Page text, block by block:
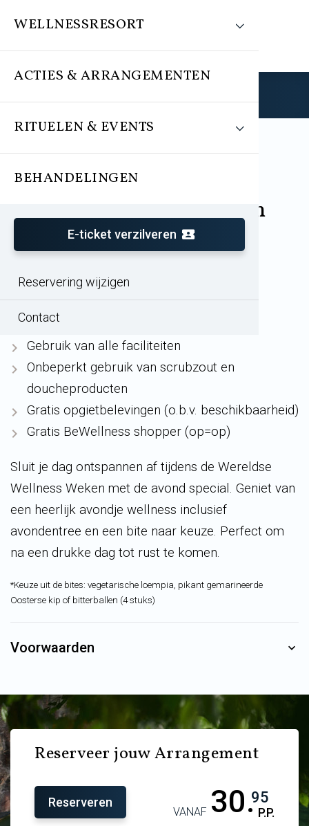
WELLNESSRESORT
ACTIES & ARRANGEMENTEN
RITUELEN & EVENTS
BEHANDELINGEN
E-ticket verzilveren
Reservering wijzigen
Contact
Wereldse Wellness Weken
Avond Special
Entree vanaf 16:30 uur
Bite naar keuze*
Gebruik van alle faciliteiten
Onbeperkt gebruik van scrubzout en
doucheproducten
Gratis opgietbelevingen (o.b.v. beschikbaarheid)
Gratis BeWellness shopper (op=op)
Sluit je dag ontspannen af tijdens de Wereldse
Wellness Weken met de avond special. Geniet van
een heerlijk avondje wellness inclusief
avondentree en een bite naar keuze. Perfect om
na een drukke dag tot rust te komen.
*Keuze uit de bites: vegetarische loempia, pikant gemarineerde
Oosterse kip of bitterballen (4 stuks)
Voorwaarden
Reserveer jouw Arrangement
Reserveren
VANAF 30.95
P.P.